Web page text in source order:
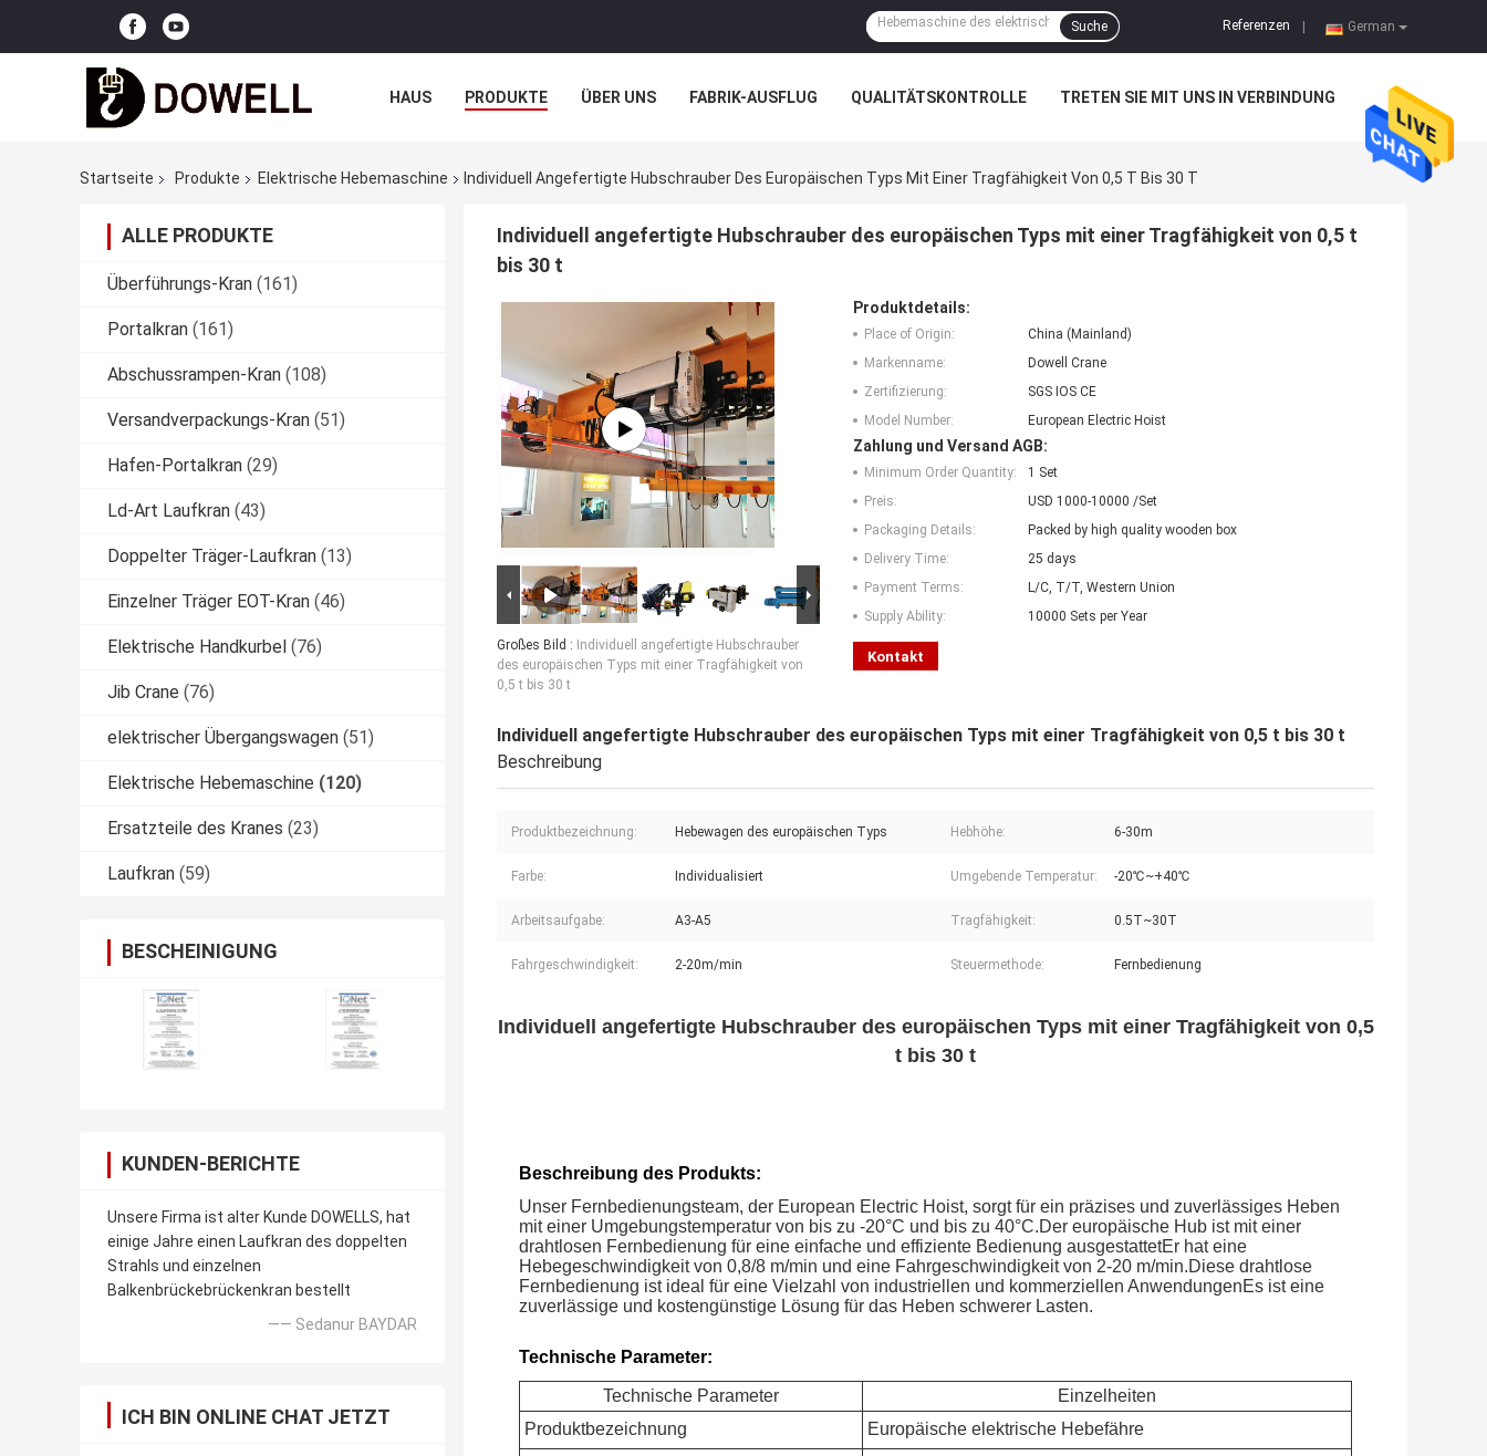
German
Referenzen
Suche
HAUS PRODUKTE ÜBER UNS FABRIK-AUSFLUG QUALITÄTSKONTROLLE TRETEN SIE MIT UNS IN VERBINDUNG
Startseite
Produkte Elektrische Hebemaschine Individuell Angefertigte Hubschrauber Des Europäischen Typs Mit Einer Tragfähigkeit Von 0,5 T Bis 30 T
ALLE PRODUKTE
Überführungs-Kran (161)
Portalkran (161)
Abschussrampen-Kran (108)
Versandverpackungs-Kran (51)
Hafen-Portalkran (29)
Ld-Art Laufkran (43)
Doppelter Träger-Laufkran (13)
Einzelner Träger EOT-Kran (46)
Elektrische Handkurbel (76)
Jib Crane (76)
elektrischer Übergangswagen (51)
Elektrische Hebemaschine (120)
Ersatzteile des Kranes (23)
Laufkran (59)
BESCHEINIGUNG
KUNDEN-BERICHTE
Unsere Firma ist alter Kunde DOWELLS, hat
einige Jahre einen Laufkran des doppelten
Strahls und einzelnen
Balkenbrückebrückenkran bestellt
—— Sedanur BAYDAR
ICH BIN ONLINE CHAT JETZT
Individuell angefertigte Hubschrauber des europäischen Typs mit einer Tragfähigkeit von 0,5 t
bis 30 t
Großes Bild : Individuell angefertigte Hubschrauber
des europäischen Typs mit einer Tragfähigkeit von
0,5 t bis 30 t
Produktdetails:
Place of Origin:
China (Mainland)
Markenname:
Dowell Crane
Zertifizierung:
SGS IOS CE
Model Number:
European Electric Hoist
Zahlung und Versand AGB:
Minimum Order Quantity:
1 Set
Preis:
USD 1000-10000 /Set
Packaging Details:
Packed by high quality wooden box
Delivery Time:
25 days
Payment Terms:
L/C, T/T, Western Union
Supply Ability:
10000 Sets per Year
Kontakt
Individuell angefertigte Hubschrauber des europäischen Typs mit einer Tragfähigkeit von 0,5 t bis 30 t
Beschreibung
Produktbezeichnung: Hebewagen des europäischen Typs Hebhöhe: 6-30m
Farbe: Individualisiert Umgebende Temperatur: -20℃~+40℃
Arbeitsaufgabe: A3-A5 Tragfähigkeit: 0.5T~30T
Fahrgeschwindigkeit: 2-20m/min Steuermethode: Fernbedienung
Individuell angefertigte Hubschrauber des europäischen Typs mit einer Tragfähigkeit von 0,5
t bis 30 t
Beschreibung des Produkts:
Unser Fernbedienungsteam, der European Electric Hoist, sorgt für ein präzises und zuverlässiges Heben
mit einer Umgebungstemperatur von bis zu -20°C und bis zu 40°C.Der europäische Hub ist mit einer
drahtlosen Fernbedienung für eine einfache und effiziente Bedienung ausgestattetEr hat eine
Hebegeschwindigkeit von 0,8/8 m/min und eine Fahrgeschwindigkeit von 2-20 m/min.Diese drahtlose
Fernbedienung ist ideal für eine Vielzahl von industriellen und kommerziellen AnwendungenEs ist eine
zuverlässige und kostengünstige Lösung für das Heben schwerer Lasten.
Technische Parameter:
Technische Parameter
Einzelheiten
Produktbezeichnung
Europäische elektrische Hebefähre